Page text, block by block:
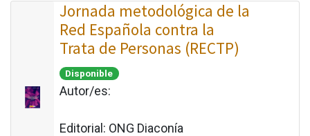
Jornada metodológica de la
Red Española contra la
Trata de Personas (RECTP)
Disponible
Autor/es:
Editorial: ONG Diaconía